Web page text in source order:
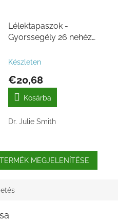
Lélektapaszok -
Gyorssegély 26 nehéz
Készleten
€20,68
Kosárba
Dr. Julie Smith
MEGJELENÍTÉSE